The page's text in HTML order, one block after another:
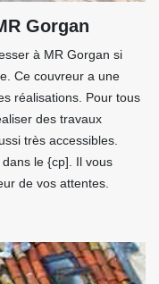
Gorgan
à MR Gorgan si
Ce couvreur a une
réalisations. Pour tous
des travaux
très accessibles.
le {cp]. Il vous
de vos attentes.